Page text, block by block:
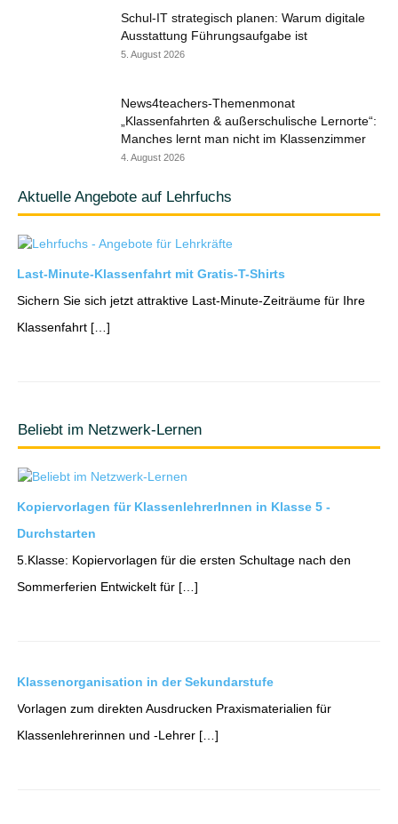
Schul-IT strategisch planen: Warum digitale
Ausstattung Führungsaufgabe ist
5. August 2026
News4teachers-Themenmonat
„Klassenfahrten & außerschulische Lernorte“:
Manches lernt man nicht im Klassenzimmer
4. August 2026
Aktuelle Angebote auf Lehrfuchs
Last-Minute-Klassenfahrt mit Gratis-T-Shirts
Sichern Sie sich jetzt attraktive Last-Minute-Zeiträume für Ihre
Klassenfahrt […]
Beliebt im Netzwerk-Lernen
Kopiervorlagen für KlassenlehrerInnen in Klasse 5 -
Durchstarten
5.Klasse: Kopiervorlagen für die ersten Schultage nach den
Sommerferien Entwickelt für […]
Klassenorganisation in der Sekundarstufe
Vorlagen zum direkten Ausdrucken Praxismaterialien für
Klassenlehrerinnen und -Lehrer […]